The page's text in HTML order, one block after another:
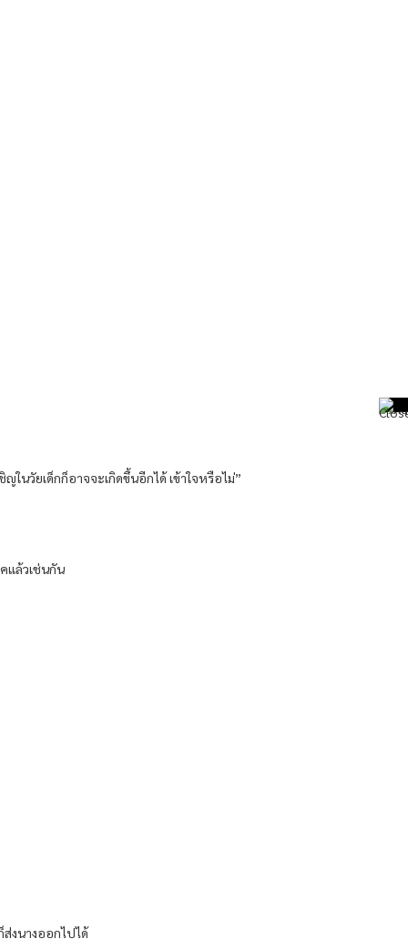
ในวัยเด็กก็อาจจะเกิดขึ้นอีกได้ เข้าใจหรือไม่”
แล้วเช่นกัน
ส่งนางออกไปได้